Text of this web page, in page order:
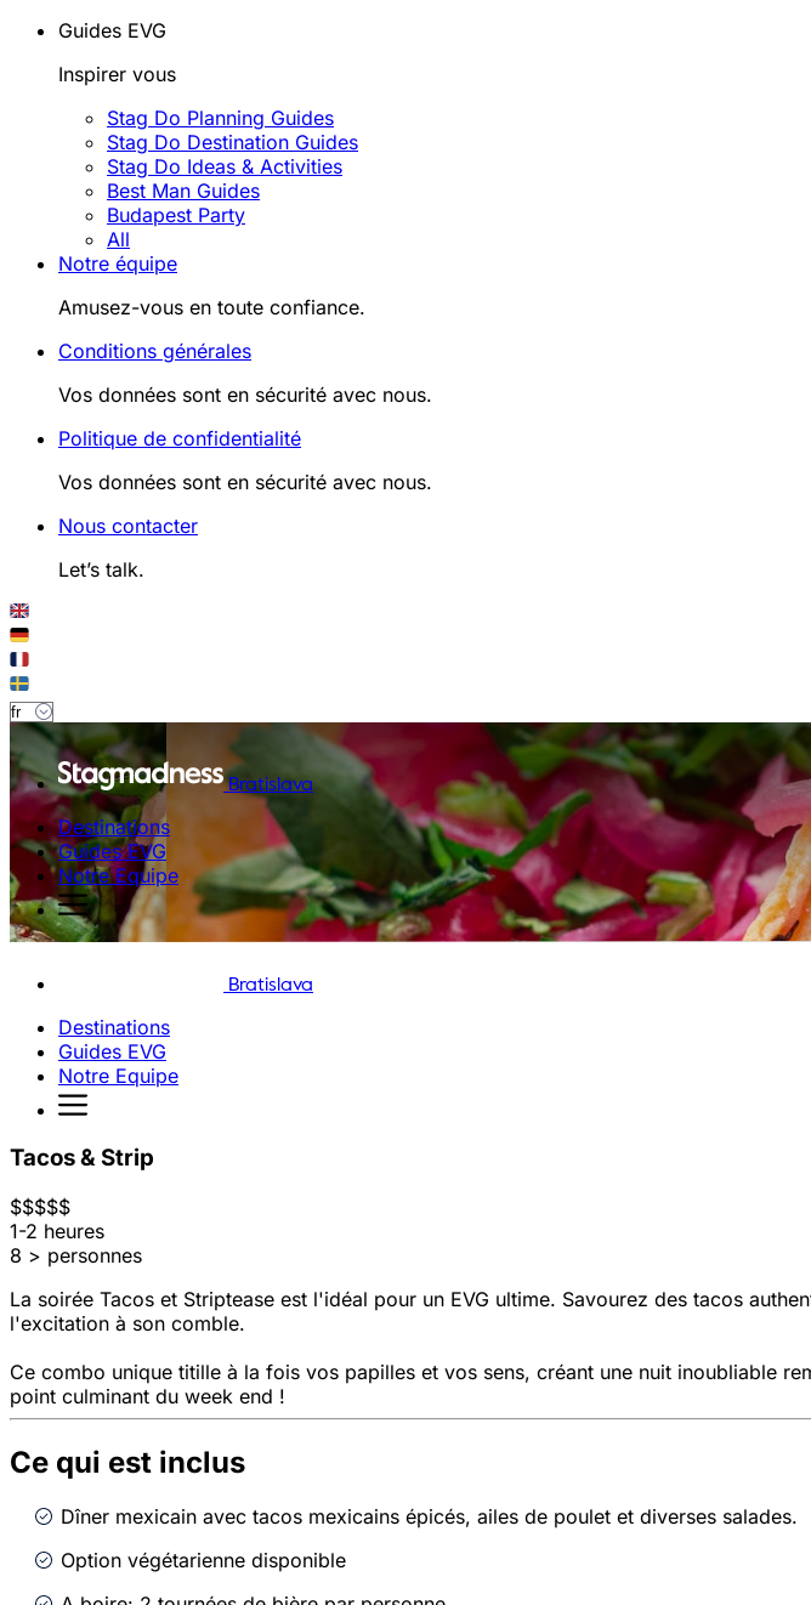
Guides EVG
Inspirer vous
Stag Do Planning Guides
Stag Do Destination Guides
Stag Do Ideas & Activities
Best Man Guides
Budapest Party
All
Notre équipe
Amusez-vous en toute confiance.
Conditions générales
Vos données sont en sécurité avec nous.
Politique de confidentialité
Vos données sont en sécurité avec nous.
Nous contacter
Let’s talk.
Bratislava
Destinations
Guides EVG
Notre Equipe
Bratislava
Destinations
Guides EVG
Notre Equipe
Tacos & Strip
$$$$$
1-2 heures
8 > personnes
La soirée Tacos et Striptease est l'idéal pour un EVG ultime. Savourez des tacos
l'excitation à son comble.
Ce combo unique titille à la fois vos papilles et vos sens, créant une nuit inoubliable
point culminant du week end !
Ce qui est inclus
Dîner mexicain avec tacos mexicains épicés, ailes de poulet et diverses salades.
Option végétarienne disponible